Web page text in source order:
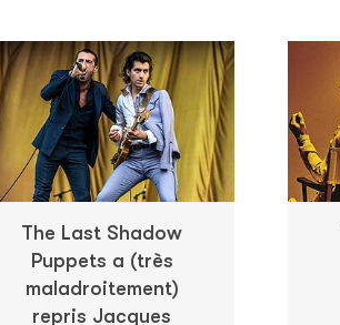
The Last Shadow
Puppets a (très
maladroitement)
repris Jacques